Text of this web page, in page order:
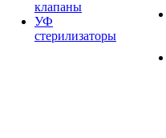
клапаны
УФ
стерилизаторы